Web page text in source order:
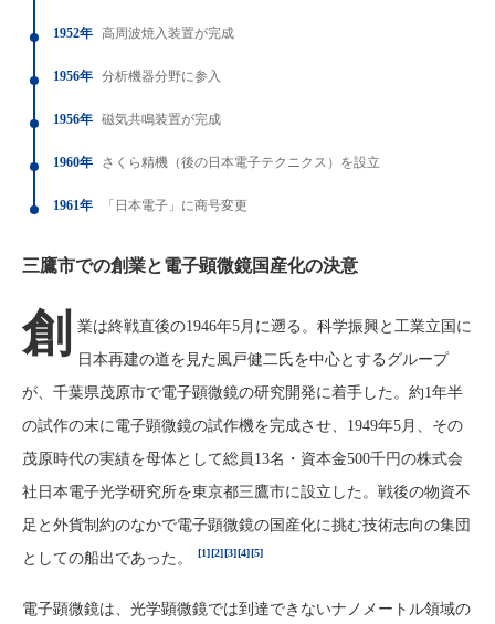
1952年 高周波焼入装置が完成
1956年 分析機器分野に参入
1956年 磁気共鳴装置が完成
1960年 さくら精機（後の日本電子テクニクス）を設立
1961年 「日本電子」に商号変更
三鷹市での創業と電子顕微鏡国産化の決意
創 業は終戦直後の1946年5月に遡る。科学振興と工業立国に
日本再建の道を見た風戸健二氏を中心とするグループ
が、千葉県茂原市で電子顕微鏡の研究開発に着手した。約1年半
の試作の末に電子顕微鏡の試作機を完成させ、1949年5月、その
茂原時代の実績を母体として総員13名・資本金500千円の株式会
社日本電子光学研究所を東京都三鷹市に設立した。戦後の物資不
足と外貨制約のなかで電子顕微鏡の国産化に挑む技術志向の集団
としての船出であった。
[1][2][3][4][5]
電子顕微鏡は、光学顕微鏡では到達できないナノメートル領域の